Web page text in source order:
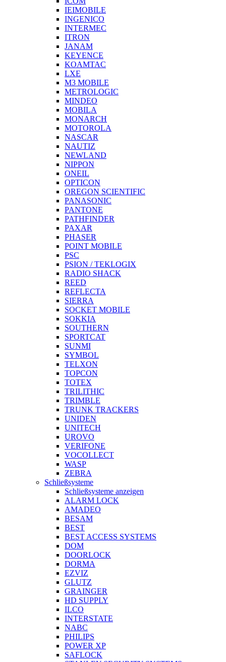
IEIMOBILE
INGENICO
INTERMEC
ITRON
JANAM
KEYENCE
KOAMTAC
LXE
M3 MOBILE
METROLOGIC
MINDEO
MOBILA
MONARCH
MOTOROLA
NASCAR
NAUTIZ
NEWLAND
NIPPON
ONEIL
OPTICON
OREGON SCIENTIFIC
PANASONIC
PANTONE
PATHFINDER
PAXAR
PHASER
POINT MOBILE
PSC
PSION / TEKLOGIX
RADIO SHACK
REED
REFLECTA
SIERRA
SOCKET MOBILE
SOKKIA
SOUTHERN
SPORTCAT
SUNMI
SYMBOL
TELXON
TOPCON
TOTEX
TRILITHIC
TRIMBLE
TRUNK TRACKERS
UNIDEN
UNITECH
UROVO
VERIFONE
VOCOLLECT
WASP
ZEBRA
Schließsysteme
Schließsysteme anzeigen
ALARM LOCK
AMADEO
BESAM
BEST
BEST ACCESS SYSTEMS
DOM
DOORLOCK
DORMA
EZVIZ
GLUTZ
GRAINGER
HD SUPPLY
ILCO
INTERSTATE
NABC
PHILIPS
POWER XP
SAFLOCK